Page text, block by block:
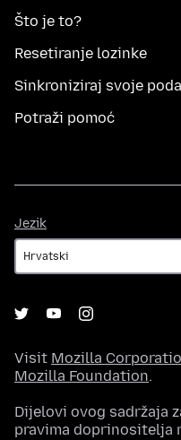
Što je to?
Resetiranje lozinke
Sinkroniziraj svoje
Potraži pomoć
Jezik
Visit Mozilla
Mozilla Foundation.
Dijelovi ovog sadržaja
pravima doprinositelja